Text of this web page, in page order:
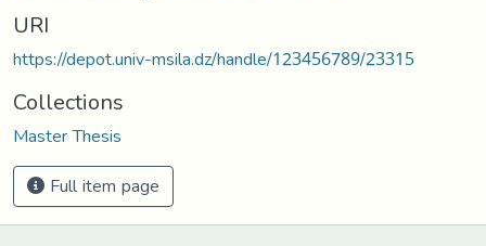
URI
https://depot.univ-msila.dz/handle/123456789/23315
Collections
Master Thesis
Full item page